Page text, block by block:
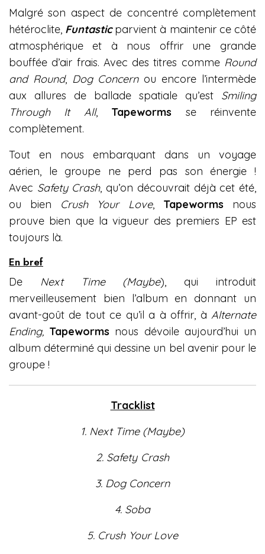
Malgré son aspect de concentré complètement
hétéroclite, Funtasticparvient à maintenir ce côté
atmosphérique et à nous offrir une grande
bouffée d’air frais. Avec des titres comme Round
and Round, Dog Concernou encore l’intermède
aux allures de ballade spatiale qu’est Smiling
Through It All, Tapeworms se réinvente
complètement.
Tout en nous embarquant dans un voyage
aérien, le groupe ne perd pas son énergie !
Avec Safety Crash, qu’on découvrait déjà cet été,
ou bien Crush Your Love, Tapeworms nous
prouve bien que la vigueur des premiers EP est
toujours là.
En bref
De Next Time (Maybe), qui introduit
merveilleusement bien l’album en donnant un
avant-goût de tout ce qu’il a à offrir, à Alternate
Ending, Tapeworms nous dévoile aujourd’hui un
album déterminé qui dessine un bel avenir pour le
groupe !
Tracklist
1. Next Time (Maybe)
2. Safety Crash
3. Dog Concern
4. Soba
5. Crush Your Love